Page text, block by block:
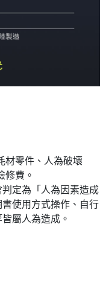
材零件、人為破壞
修費。
定為「人為因素造成
使用方式操作、自行
屬人為造成。